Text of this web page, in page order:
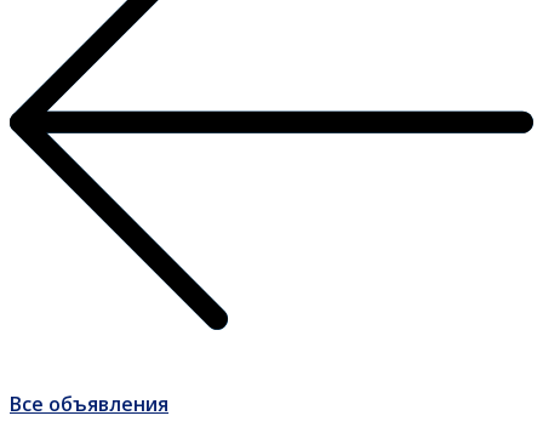
Все объявления